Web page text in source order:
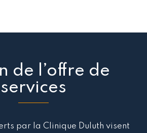
de l’offre de
services
par la Clinique Duluth visent